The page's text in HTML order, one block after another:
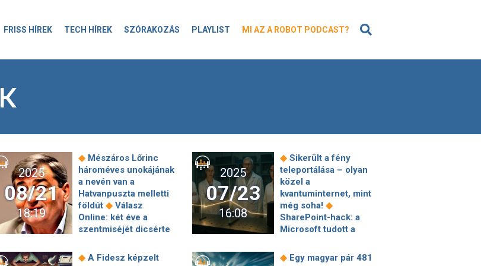
FRISS HÍREK TECH HÍREK SZÓRAKOZÁS PLAYLIST MI AZ A ROBOT PODCAST?
2025
08/21
18:19
◆ Mészáros Lőrinc
hároméves unokájának
a nevén van a
Hatvanpuszta melletti
földút ◆ Válasz
Online: két éve a
szentmiséjét dicsérte
csúcsdiplomatát
2025
07/23
16:08
◆ Sikerült a fény
teleportálása – olyan
közel a
kvantuminternet, mint
még soha! ◆
SharePoint-hack: a
Microsoft tudott a
patch?
◆ A Fidesz képzelt
◆ Egy magyar pár 481